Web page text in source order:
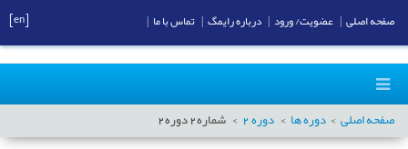
صفحه اصلی دوره ها دوره2 شماره2دوره2
صفحه اصلی عضویت/ ورود درباره رایمگ تماس با ما